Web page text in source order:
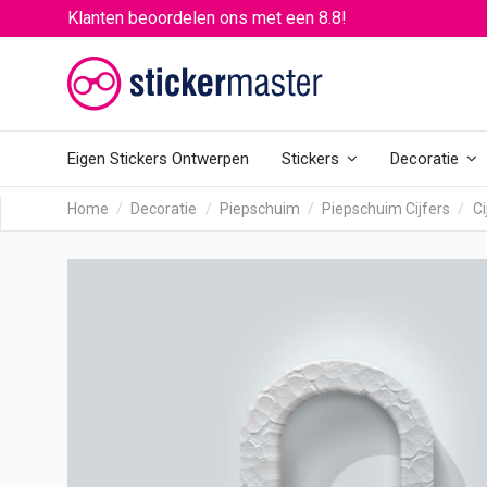
Klanten beoordelen ons met een 8.8!
Eigen Stickers Ontwerpen Stickers Decoratie
Home Decoratie Piepschuim Piepschuim Cijfers